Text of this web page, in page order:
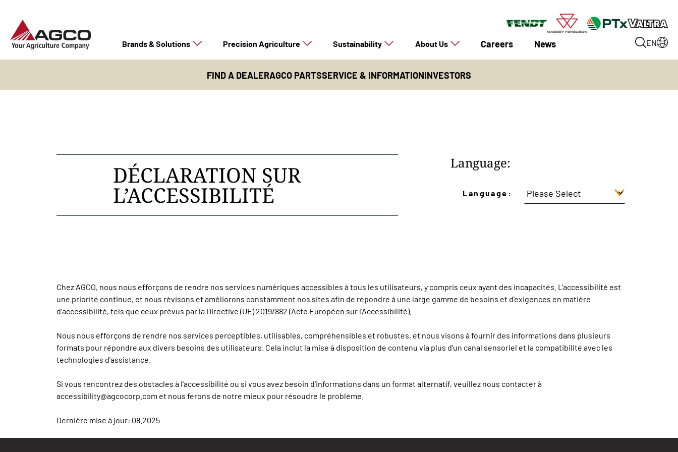
Brands & Solutions Precision Agriculture Sustainability About Us Careers News
FIND A DEALERAGCO PARTSSERVICE & INFORMATIONINVESTORS
EN
DÉCLARATION SUR
L’ACCESSIBILITÉ
Language:
Language:
Chez AGCO, nous nous efforçons de rendre nos services numériques accessibles à tous les utilisateurs, y compris ceux ayant des incapacités. L'accessibilité est
une priorité continue, et nous révisons et améliorons constamment nos sites afin de répondre à une large gamme de besoins et d'exigences en matière
d'accessibilité, tels que ceux prévus par la Directive (UE) 2019/882 (Acte Européen sur l'Accessibilité).
Nous nous efforçons de rendre nos services perceptibles, utilisables, compréhensibles et robustes, et nous visons à fournir des informations dans plusieurs
formats pour répondre aux divers besoins des utilisateurs. Cela inclut la mise à disposition de contenu via plus d'un canal sensoriel et la compatibilité avec les
technologies d'assistance.
Si vous rencontrez des obstacles à l'accessibilité ou si vous avez besoin d'informations dans un format alternatif, veuillez nous contacter à
accessibility@agcocorp.com et nous ferons de notre mieux pour résoudre le problème.
Dernière mise à jour: 08.2025